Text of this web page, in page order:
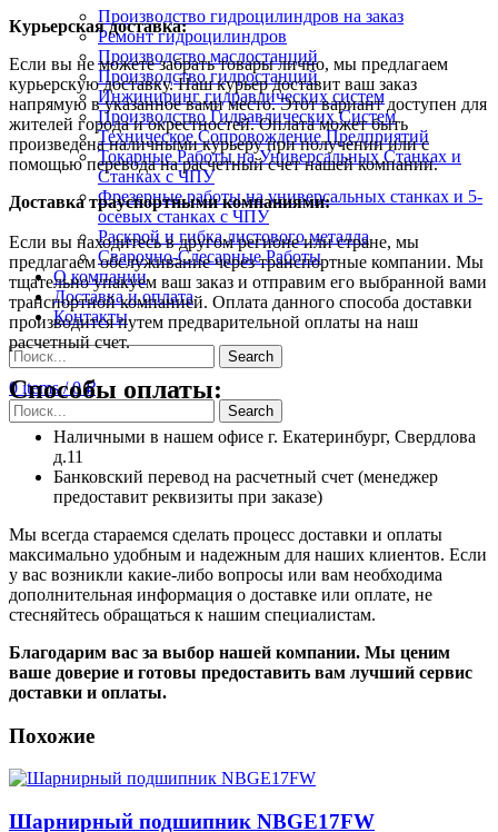
Производство гидроцилиндров на заказ
Ремонт гидроцилиндров
Производство маслостанций
Производство гидростанций
Инжиниринг гидравлических систем
Производство Гидравлических Систем
Техническое Сопровождение Предприятий
Токарные Работы на Универсальных Станках и
Станках с ЧПУ
Фрезерные работы на универсальных станках и 5-
осевых станках с ЧПУ
Раскрой и гибка листового металла
Сварочно-Слесарные Работы
О компании
Доставка и оплата
Контакты
Search
0items / 0₽
Search
Курьерская доставка:
Если вы не можете забрать товары лично, мы предлагаем
курьерскую доставку. Наш курьер доставит ваш заказ
напрямую в указанное вами место. Этот вариант доступен для
жителей города и окрестностей. Оплата может быть
произведена наличными курьеру при получении или с
помощью перевода на расчетный счет нашей компании.
Доставка траyспортными компаниями:
Если вы находитесь в другом регионе или стране, мы
предлагаем обслуживание через транспортные компании. Мы
тщательно упакуем ваш заказ и отправим его выбранной вами
транспортной компанией. Оплата данного способа доставки
производится путем предварительной оплаты на наш
расчетный счет.
Способы оплаты:
Наличными в нашем офисе г. Екатеринбург, Свердлова
д.11
Банковский перевод на расчетный счет (менеджер
предоставит реквизиты при заказе)
Мы всегда стараемся сделать процесс доставки и оплаты
максимально удобным и надежным для наших клиентов. Если
у вас возникли какие-либо вопросы или вам необходима
дополнительная информация о доставке или оплате, не
стесняйтесь обращаться к нашим специалистам.
Благодарим вас за выбор нашей компании. Мы ценим
ваше доверие и готовы предоставить вам лучший сервис
доставки и оплаты.
Похожие
Шарнирный подшипник NBGE17FW